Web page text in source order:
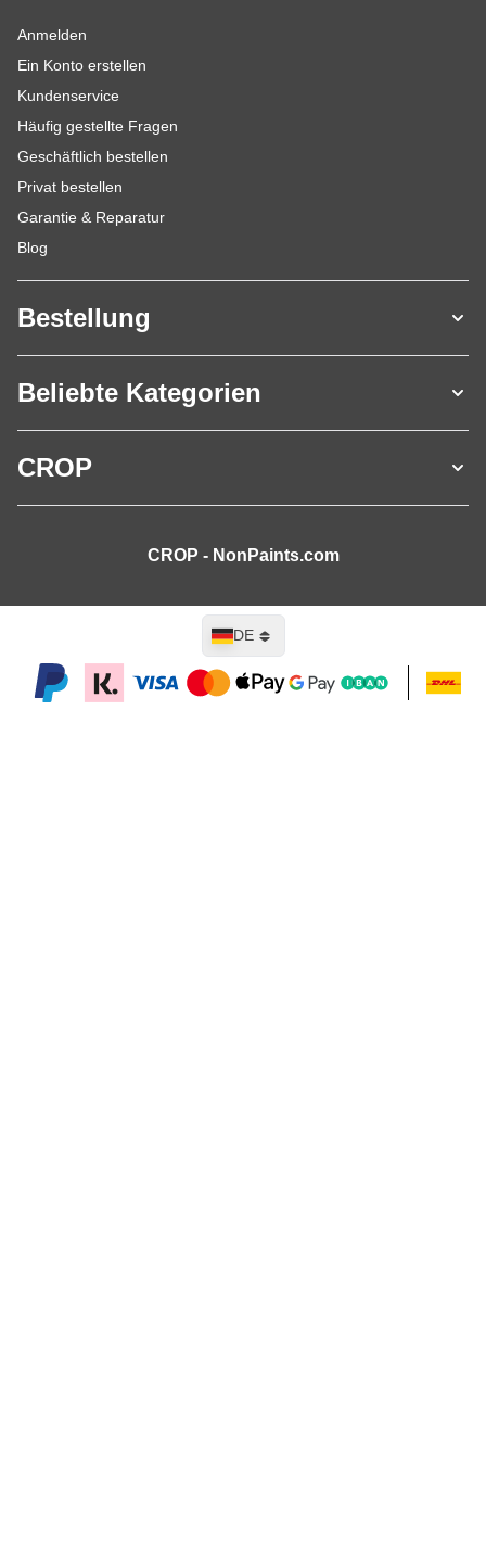
Anmelden
Ein Konto erstellen
Kundenservice
Häufig gestellte Fragen
Geschäftlich bestellen
Privat bestellen
Garantie & Reparatur
Blog
Bestellung
Beliebte Kategorien
CROP
CROP - NonPaints.com
Sprache
DE